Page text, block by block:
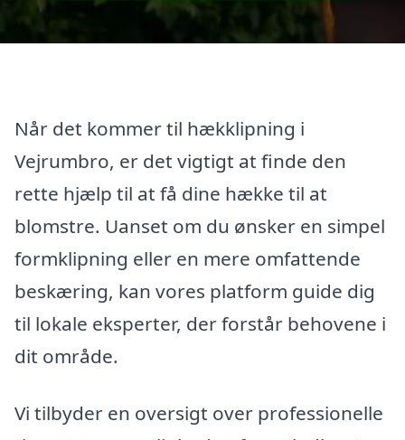
Når det kommer til hækklipning i
Vejrumbro, er det vigtigt at finde den
rette hjælp til at få dine hække til at
blomstre. Uanset om du ønsker en simpel
formklipning eller en mere omfattende
beskæring, kan vores platform guide dig
til lokale eksperter, der forstår behovene i
dit område.
Vi tilbyder en oversigt over professionelle